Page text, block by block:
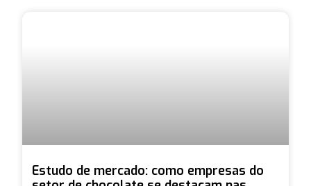
Estudo de mercado: como empresas do